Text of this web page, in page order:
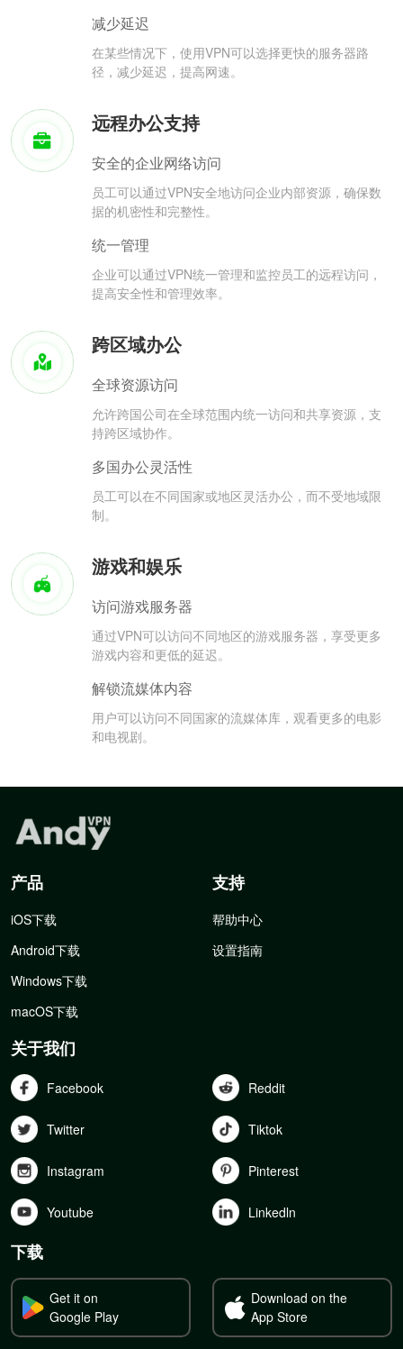
减少延迟
在某些情况下，使用VPN可以选择更快的服务器路
径，减少延迟，提高网速。
远程办公支持
安全的企业网络访问
员工可以通过VPN安全地访问企业内部资源，确保数
据的机密性和完整性。
统一管理
企业可以通过VPN统一管理和监控员工的远程访问，
提高安全性和管理效率。
跨区域办公
全球资源访问
允许跨国公司在全球范围内统一访问和共享资源，支
持跨区域协作。
多国办公灵活性
员工可以在不同国家或地区灵活办公，而不受地域限
制。
游戏和娱乐
访问游戏服务器
通过VPN可以访问不同地区的游戏服务器，享受更多
游戏内容和更低的延迟。
解锁流媒体内容
用户可以访问不同国家的流媒体库，观看更多的电影
和电视剧。
产品
iOS下载
Android下载
Windows下载
macOS下载
支持
帮助中心
设置指南
关于我们
Facebook Reddit
Twitter Tiktok
Instagram Pinterest
Youtube Linkedln
下载
Get it on
Google Play
Download on the
App Store